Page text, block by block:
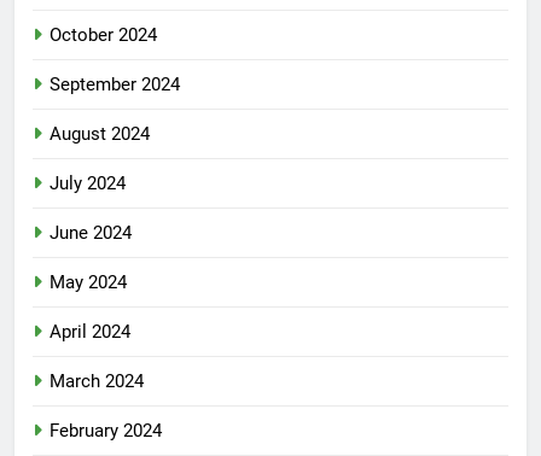
October 2024
September 2024
August 2024
July 2024
June 2024
May 2024
April 2024
March 2024
February 2024